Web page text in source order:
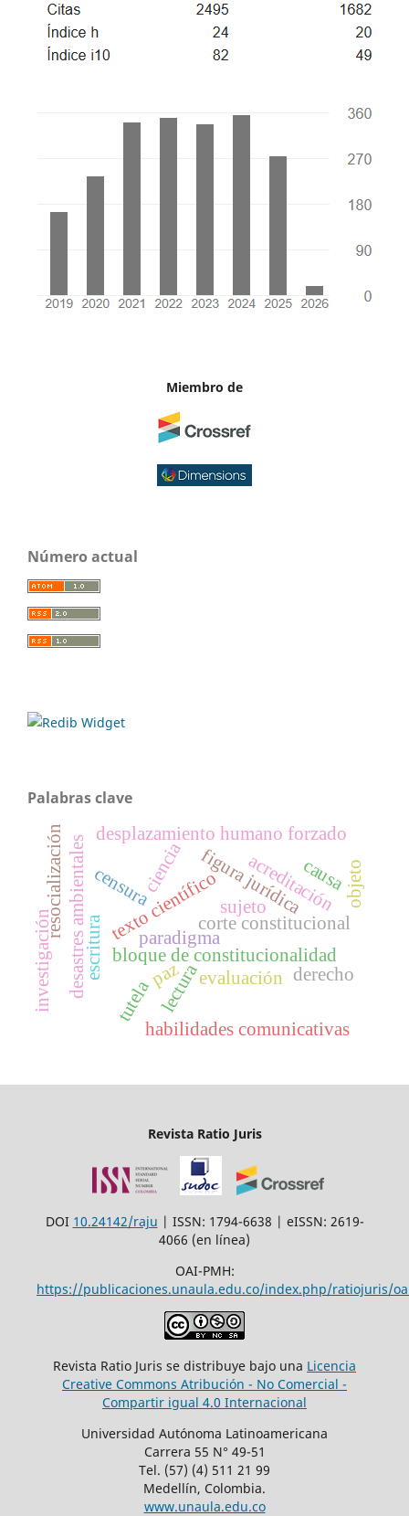
Miembro de
Número actual
Palabras clave
bloque de constitucionalidad
corte constitucional
figura jurídica
lectura
escritura
texto científico
habilidades comunicativas
evaluación
desastres ambientales
desplazamiento humano forzado
resocialización censura
paz derecho
paradigma
acreditación
investigación
ciencia
tutela
sujeto objeto
causa
Revista Ratio Juris
DOI 10.24142/raju | ISSN: 1794-6638 | eISSN: 2619-
4066 (en línea)
OAI-PMH:
https://publicaciones.unaula.edu.co/index.php/ratiojuris/
Revista Ratio Juris se distribuye bajo una Licencia
Creative Commons Atribución - No Comercial -
Compartir igual 4.0 Internacional
Universidad Autónoma Latinoamericana
Carrera 55 N° 49-51
Tel. (57) (4) 511 21 99
Medellín, Colombia.
www.unaula.edu.co